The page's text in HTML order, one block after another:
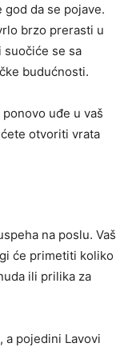
da se pojave.
brzo prerasti u
suočiće se sa
budućnosti.
uđe u vaš
otvoriti vrata
na poslu. Vaš
će primetiti koliko
ili prilika za
a pojedini Lavovi